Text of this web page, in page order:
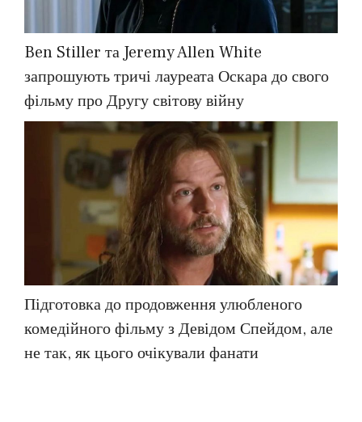
Ben Stiller та Jeremy Allen White
запрошують тричі лауреата Оскара до свого
фільму про Другу світову війну
Підготовка до продовження улюбленого
комедійного фільму з Девідом Спейдом, але
не так, як цього очікували фанати